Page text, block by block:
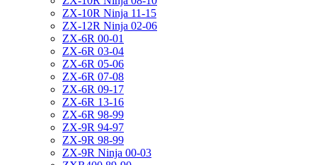
ZX-10R Ninja 11-15
ZX-12R Ninja 02-06
ZX-6R 00-01
ZX-6R 03-04
ZX-6R 05-06
ZX-6R 07-08
ZX-6R 09-17
ZX-6R 13-16
ZX-6R 98-99
ZX-9R 94-97
ZX-9R 98-99
ZX-9R Ninja 00-03